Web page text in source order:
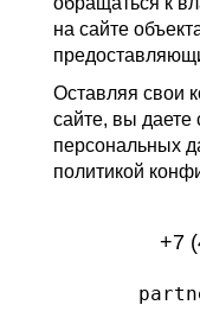
на сайте
Оставляя свои
сайте, вы даете
персональных
политикой
+7